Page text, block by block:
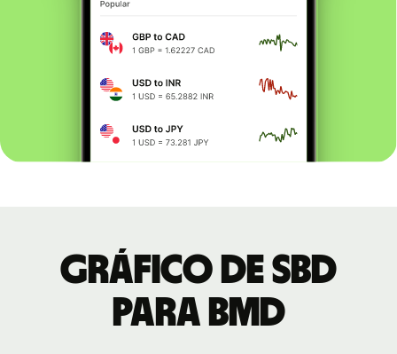
Gráfico de SBD
para BMD